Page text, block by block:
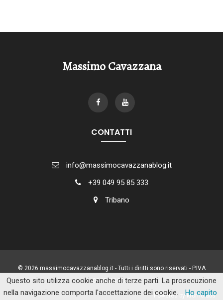
Massimo Cavazzana
CONTATTI
info@massimocavazzanablog.it
+39 049 95 85 333
Tribano
© 2026 massimocavazzanablog.it - Tutti i diritti sono riservati - P.IVA
02493110288
Powered by kromolabs
Questo sito utilizza cookie anche di terze parti. La prosecuzione
nella navigazione comporta l'accettazione dei cookie.
Ho capito